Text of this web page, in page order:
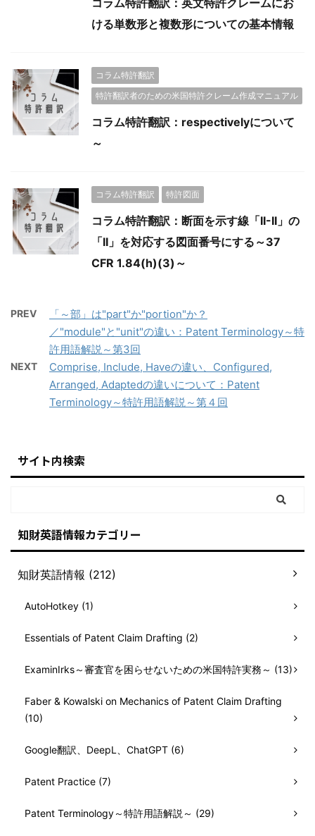
ける単数形と複数形についての基本情報
コラム特許翻訳
特許翻訳者のための米国特許クレーム作成マニュアル
コラム特許翻訳：respectivelyについて
～
コラム特許翻訳 特許図面
コラム特許翻訳：断面を示す線「II-II」の
「II」を対応する図面番号にする～37
CFR 1.84(h)(3)～
PREV
「～部」は"part"か"portion"か？
／"module"と"unit"の違い：Patent Terminology～特
許用語解説～第3回
NEXT
Comprise, Include, Haveの違い、Configured,
Arranged, Adaptedの違いについて：Patent
Terminology～特許用語解説～第４回
サイト内検索
知財英語情報カテゴリー
知財英語情報 (212)
AutoHotkey (1)
Essentials of Patent Claim Drafting (2)
ExaminIrks～審査官を困らせないための米国特許実務～ (13)
Faber & Kowalski on Mechanics of Patent Claim Drafting
(10)
Google翻訳、DeepL、ChatGPT (6)
Patent Practice (7)
Patent Terminology～特許用語解説～ (29)